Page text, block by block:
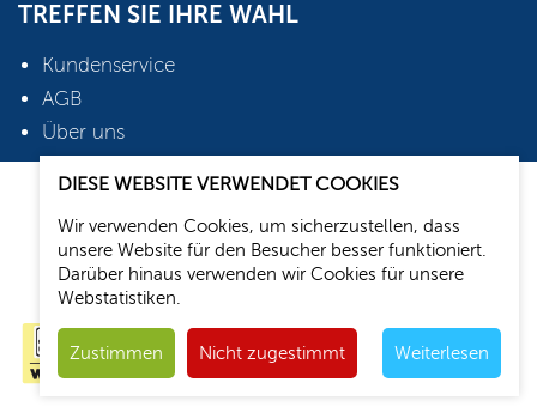
DIESE WEBSITE VERWENDET COOKIES
Wir verwenden Cookies, um sicherzustellen, dass
unsere Website für den Besucher besser funktioniert.
Darüber hinaus verwenden wir Cookies für unsere
Webstatistiken.
Zustimmen Nicht zugestimmt Weiterlesen
TREFFEN SIE IHRE WAHL
Kundenservice
AGB
Über uns
Webdesign: Media Solutions B.V.